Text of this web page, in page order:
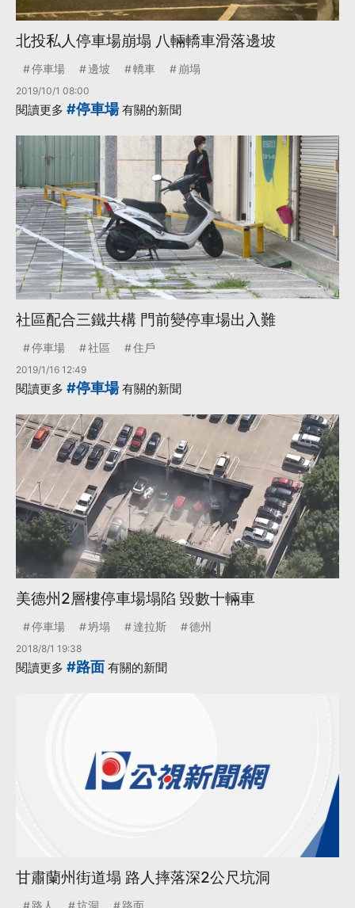
北投私人停車場崩塌 八輛轎車滑落邊坡
停車場 邊坡 轎車 崩塌
2019/10/1 08:00
閱讀更多 #停車場有關的新聞
社區配合三鐵共構 門前變停車場出入難
停車場 社區 住戶
2019/1/16 12:49
閱讀更多 #停車場有關的新聞
美德州2層樓停車場塌陷 毀數十輛車
停車場 坍塌 達拉斯 德州
2018/8/1 19:38
閱讀更多 #路面 有關的新聞
甘肅蘭州街道塌 路人摔落深2公尺坑洞
路人 坑洞 路面